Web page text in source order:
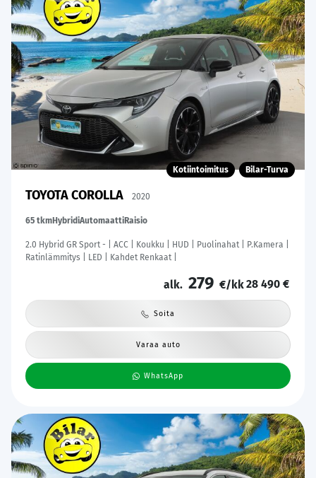
Kotiintoimitus Bilar-Turva
TOYOTA COROLLA 2020
65 tkmHybridiAutomaattiRaisio
2.0 Hybrid GR Sport - | ACC | Koukku | HUD | Puolinahat | P.Kamera |
Ratinlämmitys | LED | Kahdet Renkaat |
alk. 279 €/kk28 490 €
Soita
Varaa auto
WhatsApp